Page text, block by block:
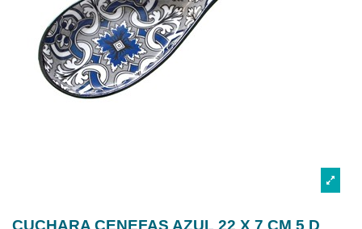
CUCHARA CENEFAS AZUL 22 X 7 CM 5 D